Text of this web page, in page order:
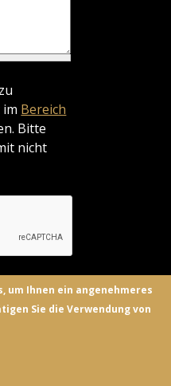
Bereich
Bitte
nicht
um Ihnen ein angenehmeres
Sie die Verwendung von